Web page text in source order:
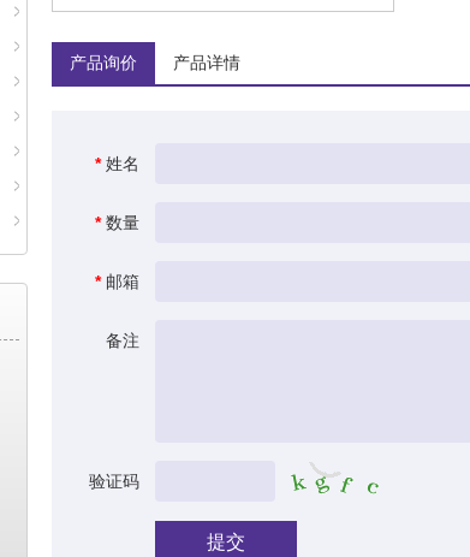
产品询价 产品详情
*姓名
*数量
*邮箱
备注
验证码
提交